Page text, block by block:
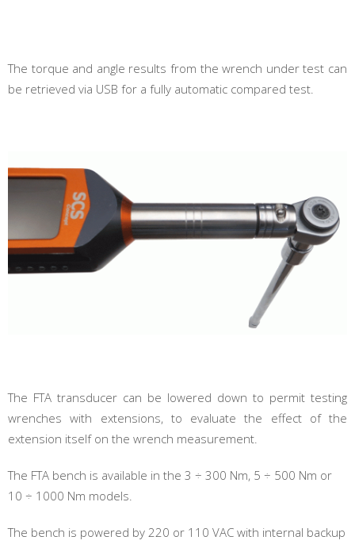
The torque and angle results from the wrench under test can
be retrieved via USB for a fully automatic compared test.
The FTA transducer can be lowered down to permit testing
wrenches with extensions, to evaluate the effect of the
extension itself on the wrench measurement.
The FTA bench is available in the 3 ÷ 300 Nm, 5 ÷ 500 Nm or
10 ÷ 1000 Nm models.
The bench is powered by 220 or 110 VAC with internal backup